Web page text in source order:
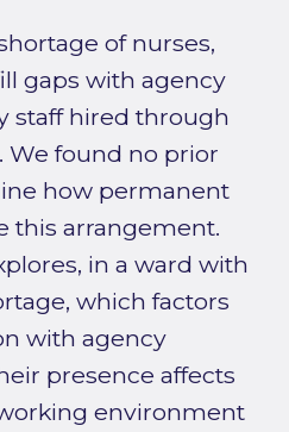
of nurses,
gaps with agency
staff hired through
We found no prior
how permanent
this arrangement.
in a ward with
which factors
with agency
presence affects
environment